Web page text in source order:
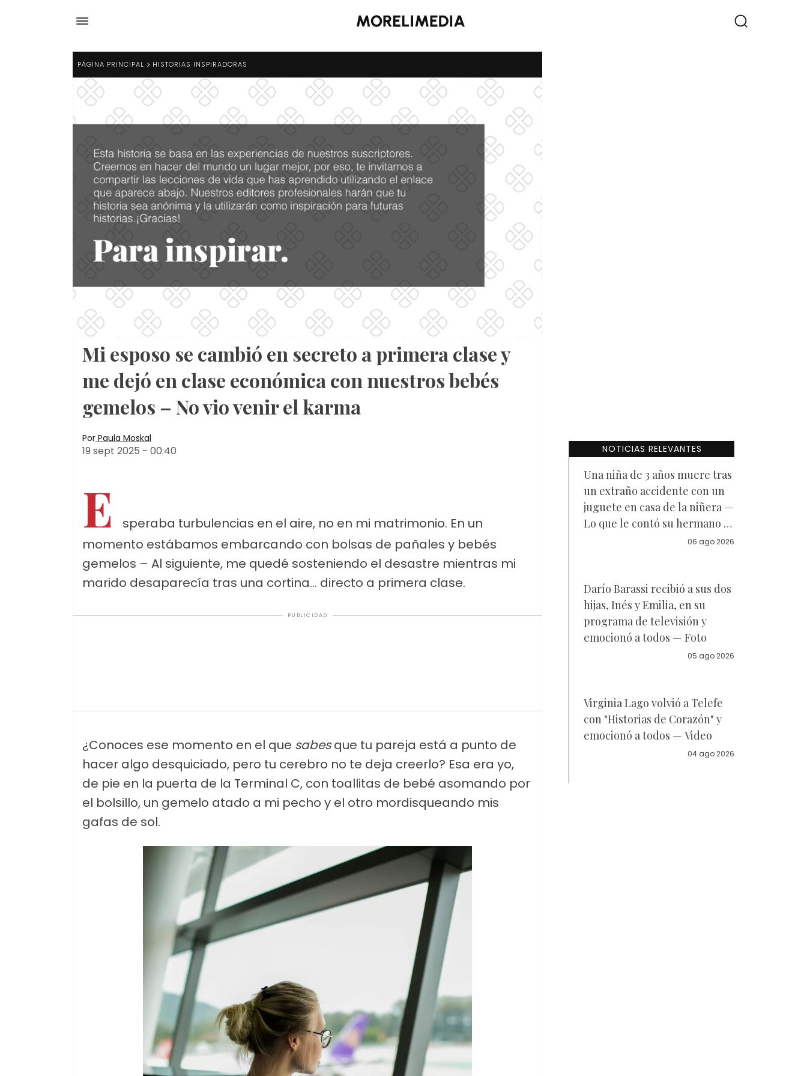
PÁGINA PRINCIPAL HISTORIAS INSPIRADORAS
Mi esposo se cambió en secreto a primera clase y
me dejó en clase económica con nuestros bebés
gemelos – No vio venir el karma
Por Paula Moskal
19 sept 2025 - 00:40
E
speraba turbulencias en el aire, no en mi matrimonio. En un
momento estábamos embarcando con bolsas de pañales y bebés
gemelos – Al siguiente, me quedé sosteniendo el desastre mientras mi
marido desaparecía tras una cortina... directo a primera clase.
PUBLICIDAD
¿Conoces ese momento en el que sabesque tu pareja está a punto de
hacer algo desquiciado, pero tu cerebro no te deja creerlo? Esa era yo,
de pie en la puerta de la Terminal C, con toallitas de bebé asomando por
el bolsillo, un gemelo atado a mi pecho y el otro mordisqueando mis
gafas de sol.
NOTICIAS RELEVANTES
Una niña de 3 años muere tras
un extraño accidente con un
juguete en casa de la niñera —
Lo que le contó su hermano a
06 ago 2026
Darío Barassi recibió a sus dos
hijas, Inés y Emilia, en su
programa de televisión y
emocionó a todos — Foto
05 ago 2026
Virginia Lago volvió a Telefe
con "Historias de Corazón" y
emocionó a todos — Video
04 ago 2026